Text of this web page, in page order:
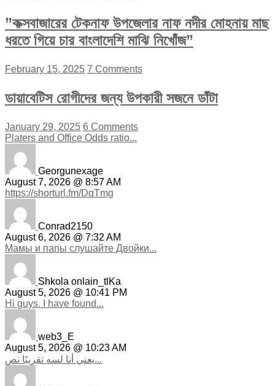
”কক্সবাজারের টেকনাফ উপজেলার নাফ নদীর মোহনায় মাছ
ধরতে গিয়ে চার বাংলাদেশি মাঝি নিখোঁজ”
February 15, 2025 7 Comments
ডায়াবেটিস রোগীদের জন্য উপকারী সজনে ডাঁটা
January 29, 2025 6 Comments
Platers and Office Odds ratio...
Georgunexage
August 7, 2026 @ 8:57 AM
https://shorturl.fm/DqTmg
Conrad2150
August 6, 2026 @ 7:32 AM
Мамы и папы слушайте Двойки...
Shkola onlain_tlKa
August 5, 2026 @ 10:41 PM
Hi guys. I have found...
web3_E
August 5, 2026 @ 10:23 AM
يعني أنا لسه تقريبًا نص...